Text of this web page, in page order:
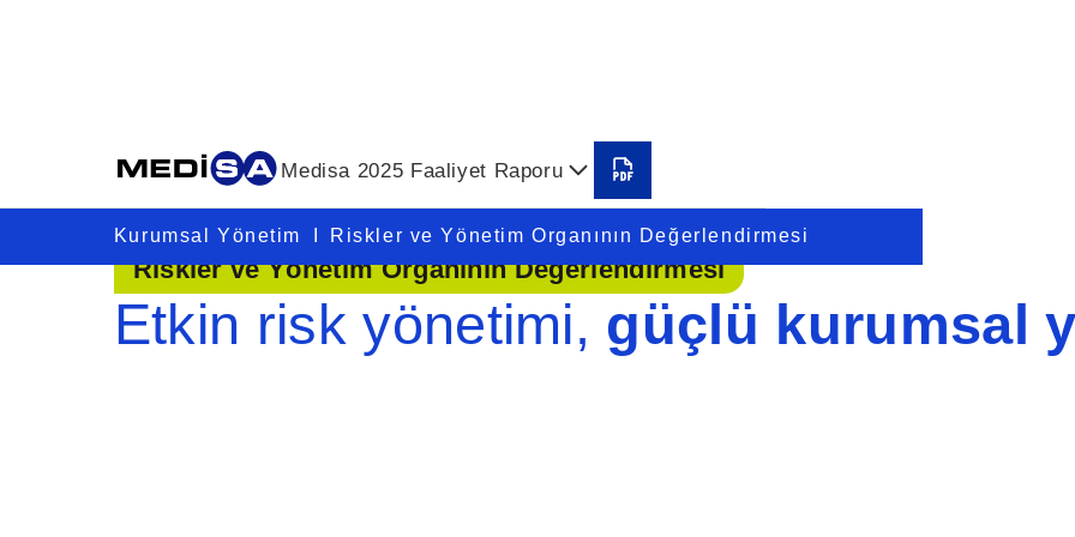
Medisa 2025 Faaliyet Raporu
Kurumsal Yönetim Riskler ve Yönetim Organının Değerlendirmesi
Riskler ve Yönetim Organının Değerlendirmesi
Etkin risk yönetimi, güçlü kurumsal